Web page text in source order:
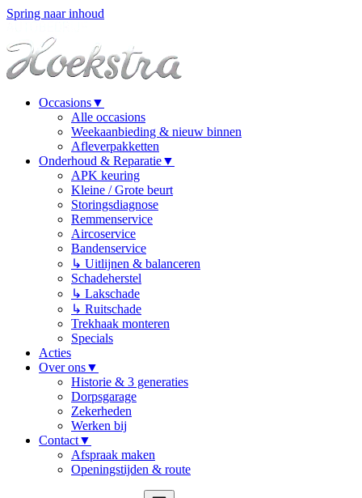
Spring naar inhoud
Occasions▼
Alle occasions
Weekaanbieding & nieuw binnen
Afleverpakketten
Onderhoud & Reparatie▼
APK keuring
Kleine / Grote beurt
Storingsdiagnose
Remmenservice
Aircoservice
Bandenservice
↳ Uitlijnen & balanceren
Schadeherstel
↳ Lakschade
↳ Ruitschade
Trekhaak monteren
Specials
Acties
Over ons▼
Historie & 3 generaties
Dorpsgarage
Zekerheden
Werken bij
Contact▼
Afspraak maken
Openingstijden & route